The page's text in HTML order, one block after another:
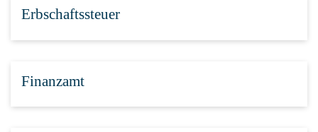
Erbschaftssteuer
Finanzamt